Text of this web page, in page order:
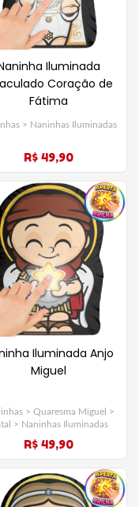
Iluminada
Coração de
Fátima
> Naninhas Iluminadas
R$ 49,90
Iluminada Anjo
Miguel
> Quaresma Miguel >
> Naninhas Iluminadas
R$ 49,90